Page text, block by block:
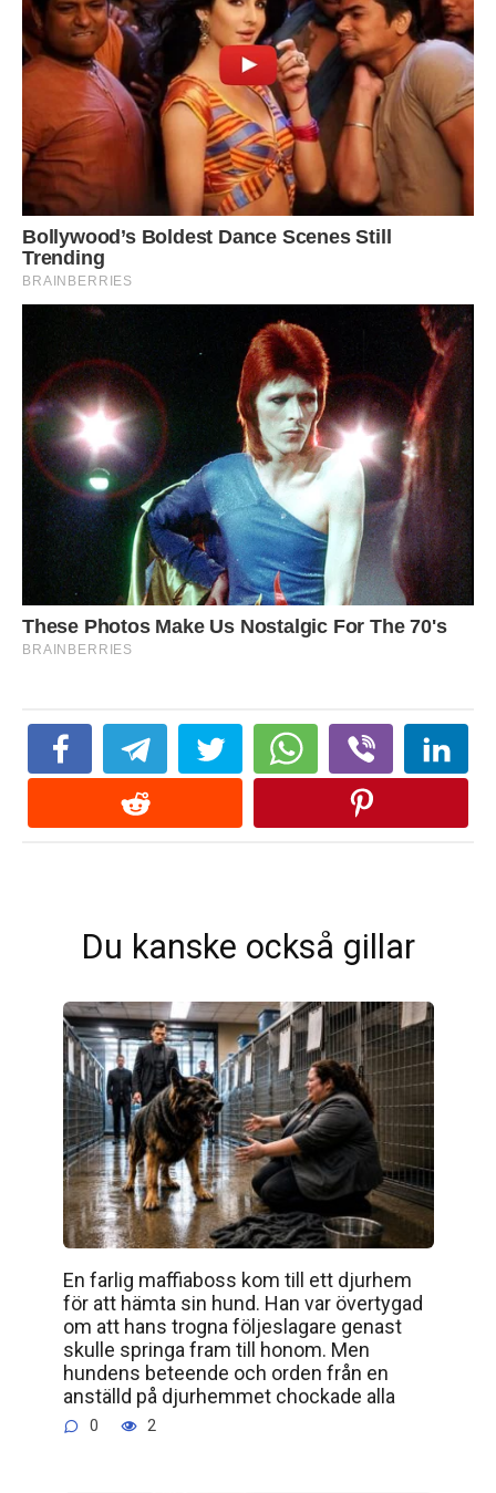
Du kanske också gillar
En farlig maffiaboss kom till ett djurhem
för att hämta sin hund. Han var övertygad
om att hans trogna följeslagare genast
skulle springa fram till honom. Men
hundens beteende och orden från en
anställd på djurhemmet chockade alla
0 2